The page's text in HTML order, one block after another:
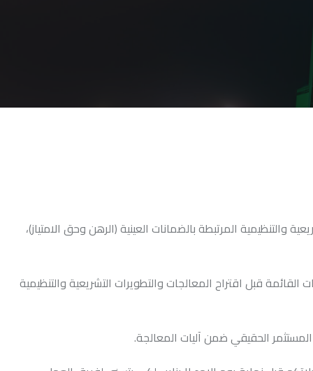
المرتبطة بالضمانات العينية (الرهن وحق الامتياز)،
قبل اقتراح المعالجات والتطويرات التشريعية والتنظيمية
الحقيقي ضمن آليات المعالجة.